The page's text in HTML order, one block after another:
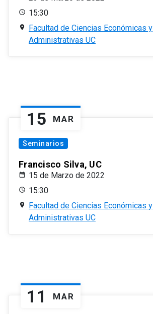
15:30
Facultad de Ciencias Económicas y
Administrativas UC
15 MAR
Seminarios
Francisco Silva, UC
15 de Marzo de 2022
15:30
Facultad de Ciencias Económicas y
Administrativas UC
11 MAR